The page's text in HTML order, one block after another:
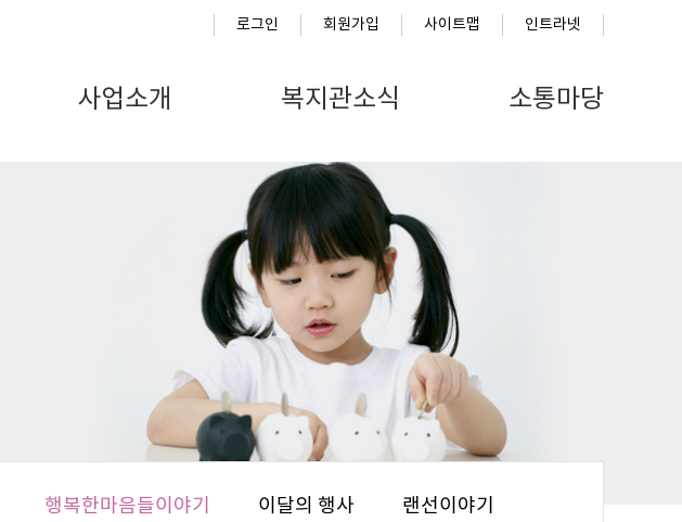
로그인 회원가입 사이트맵 인트라넷
사업소개 복지관소식 소통마당
행복한마음들이야기 이달의 행사 랜선이야기